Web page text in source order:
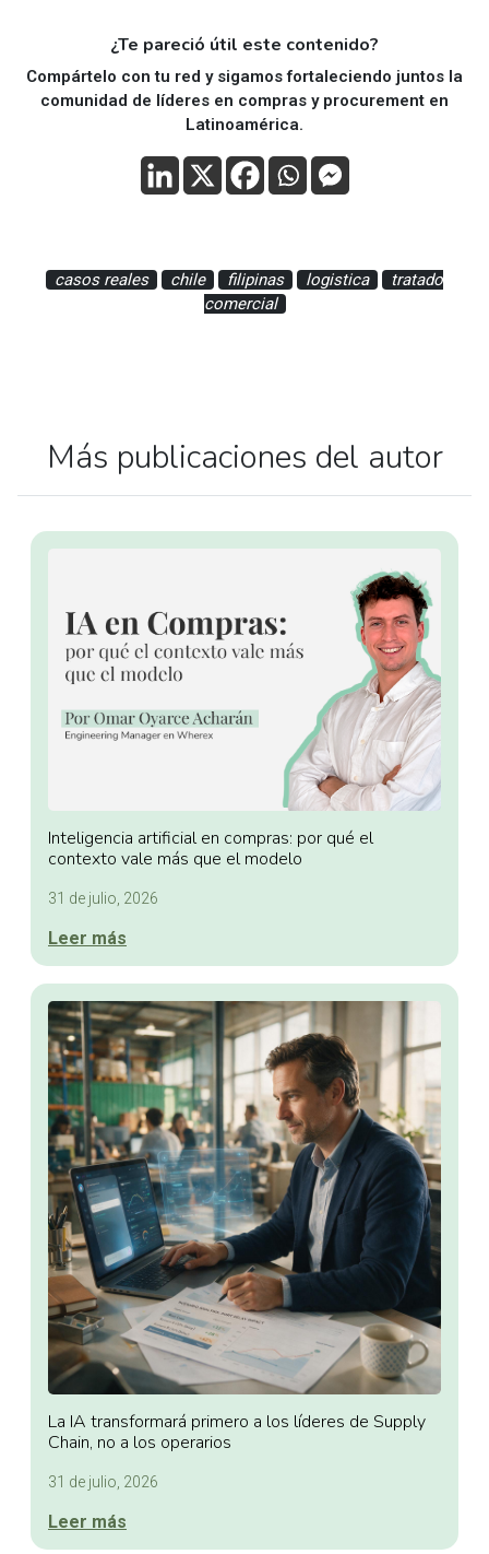
¿Te pareció útil este contenido?
Compártelo con tu red y sigamos fortaleciendo juntos la
comunidad de líderes en compras y procurement en
Latinoamérica.
casos reales chile filipinas logistica
tratado
comercial
Más publicaciones del autor
Inteligencia artificial en compras: por qué el
contexto vale más que el modelo
31 de julio, 2026
Leer más
La IA transformará primero a los líderes de Supply
Chain, no a los operarios
31 de julio, 2026
Leer más